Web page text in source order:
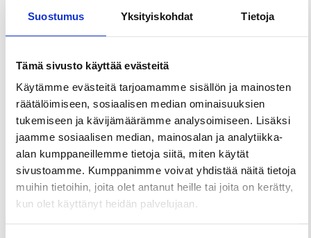
Suostumus Yksityiskohdat Tietoja
Tämä sivusto käyttää evästeitä
Käytämme evästeitä tarjoamamme sisällön ja mainosten
räätälöimiseen, sosiaalisen median ominaisuuksien
tukemiseen ja kävijämäärämme analysoimiseen. Lisäksi
jaamme sosiaalisen median, mainosalan ja analytiikka-
alan kumppaneillemme tietoja siitä, miten käytät
sivustoamme. Kumppanimme voivat yhdistää näitä tietoja
muihin tietoihin, joita olet antanut heille tai joita on kerätty,
kun olet käyttänyt heidän palvelujaan.
hoidettavan onnellisuuden tunnetta.
loppurentoutuksineen kolmisen tuntia. Saunoja
saunatekstiilit, takin, tossut, vesi/teetarjoilun ja
suolapalat. Koulutetut SUOMAA-saunottajat ovat
mukana koko hoitokerran ajan, millä pystytään
takaamaan tutkittu, turvallinen ja terveyttä
kohentava hoitoelämys. Turvesaunomiseen on
hyvä varata riittävästi aikaa, sillä kiire vähentää
rentouttavaa vaikutusta. Urheilijalle SUOMAA-
saunotus antaa tehokasta palautumista.